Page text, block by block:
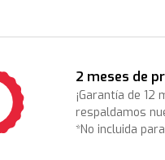
2 meses de
¡Garantía de
respaldamos
*No incluida